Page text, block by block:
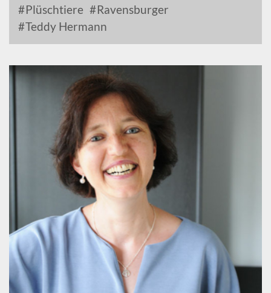
Plüschtiere
Ravensburger
Teddy Hermann